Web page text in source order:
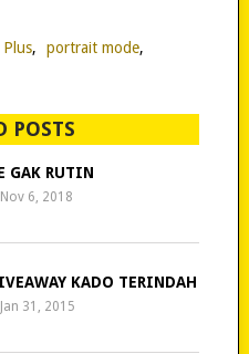
, portrait mode,
POSTS
GAK RUTIN
Nov 6, 2018
KADO TERINDAH
Jan 31, 2015